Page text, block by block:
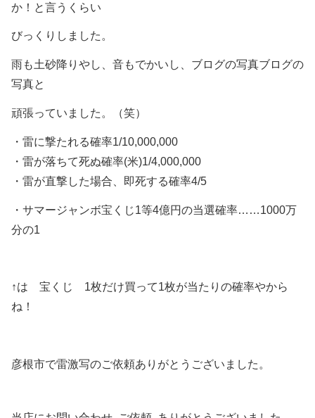
か！と言うくらい
びっくりしました。
雨も土砂降りやし、音もでかいし、ブログの写真ブログの
写真と
頑張っていました。（笑）
・雷に撃たれる確率1/10,000,000
・雷が落ちて死ぬ確率(米)1/4,000,000
・雷が直撃した場合、即死する確率4/5
・サマージャンボ宝くじ1等4億円の当選確率……1000万
分の1
↑は 宝くじ 1枚だけ買って1枚が当たりの確率やから
ね！
彦根市で雷激写のご依頼ありがとうございました。